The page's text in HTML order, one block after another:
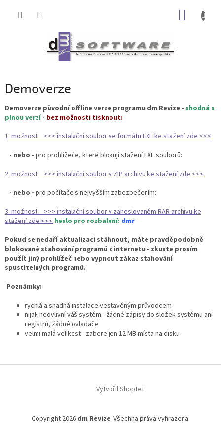
Demoverze
Demoverze původní offline verze programu dm Revize - shodná s
plnou verzí- bez možnosti tisknout:
1. možnost: >>> instalační soubor ve formátu EXE ke stažení zde <<<
- nebo - pro prohlížeče, které blokují stažení EXE souborů:
2. možnost: >>> instalační soubor v ZIP archivu ke stažení zde <<<
- nebo - pro počítače s nejvyšším zabezpečením:
3. možnost: >>> instalační soubor v zaheslovaném RAR archivu ke
stažení zde <<< heslo pro rozbalení: dmr
Pokud se nedaří aktualizaci stáhnout, máte pravděpodobně
blokované stahování programů z internetu - zkuste prosím
použít jiný prohlížeč nebo vypnout zákaz stahování
spustitelných programů.
Poznámky:
rychlá a snadná instalace vestavěným průvodcem
nijak neovlivní váš systém - žádné zápisy do složek systému ani
registrů, žádné ovladače
velmi malá velikost - zabere jen 12 MB místa na disku
Vytvořil Shoptet
Copyright 2026 dm Revize. Všechna práva vyhrazena.